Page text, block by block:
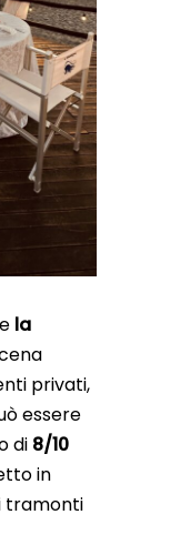
la
privati,
essere
di 8/10
in
tramonti